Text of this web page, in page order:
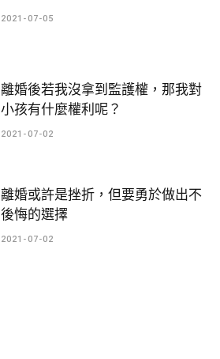
2021-07-05
離婚後若我沒拿到監護權，那我對
小孩有什麼權利呢？
2021-07-02
離婚或許是挫折，但要勇於做出不
後悔的選擇
2021-07-02